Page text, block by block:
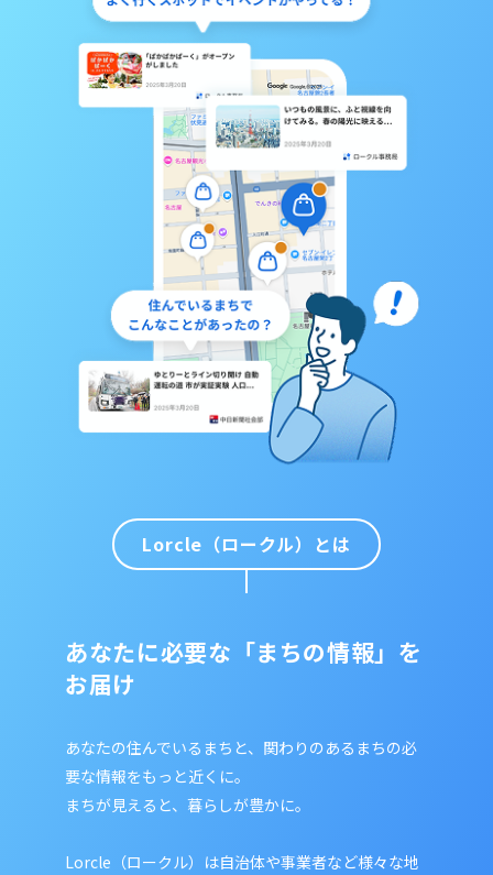
Lorcle（ロークル）とは
あなたに必要な「まちの情報」を
お届け
あなたの住んでいるまちと、関わりのあるまちの必
要な情報をもっと近くに。
まちが見えると、暮らしが豊かに。
Lorcle（ロークル）は自治体や事業者など様々な地